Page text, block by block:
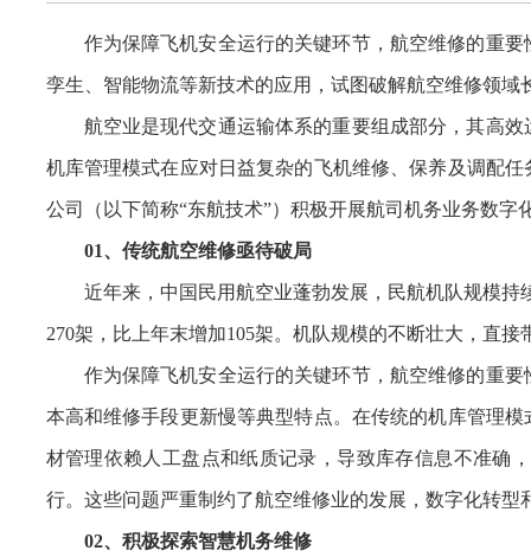
作为保障飞机安全运行的关键环节，航空维修的重
孪生、智能物流等新技术的应用，试图破解航空维修领域
航空业是现代交通运输体系的重要组成部分，其高
机库管理模式在应对日益复杂的飞机维修、保养及调配
公司（以下简称“东航技术”）积极开展航司机务业务数
01、 传统航空维修亟待破局
近年来，中国民用航空业蓬勃发展，民航机队规模
270架，比上年末增加105架。机队规模的不断壮大，直
作为保障飞机安全运行的关键环节，航空维修的重
本高和维修手段更新慢等典型特点。在传统的机库管理
材管理依赖人工盘点和纸质记录，导致库存信息不准确
行。这些问题严重制约了航空维修业的发展，数字化转型
02、积极探索智慧机务维修